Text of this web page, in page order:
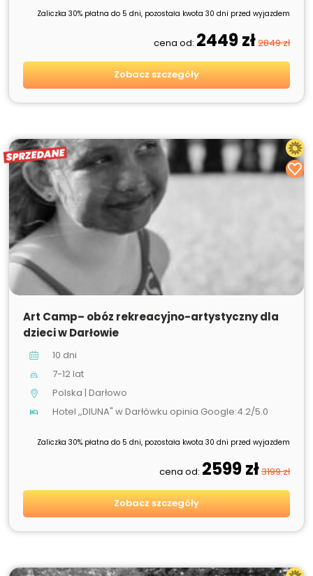
Zaliczka 30% płatna do 5 dni, pozostała kwota 30 dni przed wyjazdem
cena od: 2449 zł2849 zł
Zobacz szczegóły
SPRZEDANE
SPRZEDANE
Art Camp– obóz rekreacyjno-artystyczny dla
dzieci w Darłowie
10 dni
7-12 lat
Polska | Darłowo
Hotel ,,DIUNA" w Darłówku opinia Google:4.2/5.0
Zaliczka 30% płatna do 5 dni, pozostała kwota 30 dni przed wyjazdem
cena od: 2599 zł3199 zł
Zobacz szczegóły